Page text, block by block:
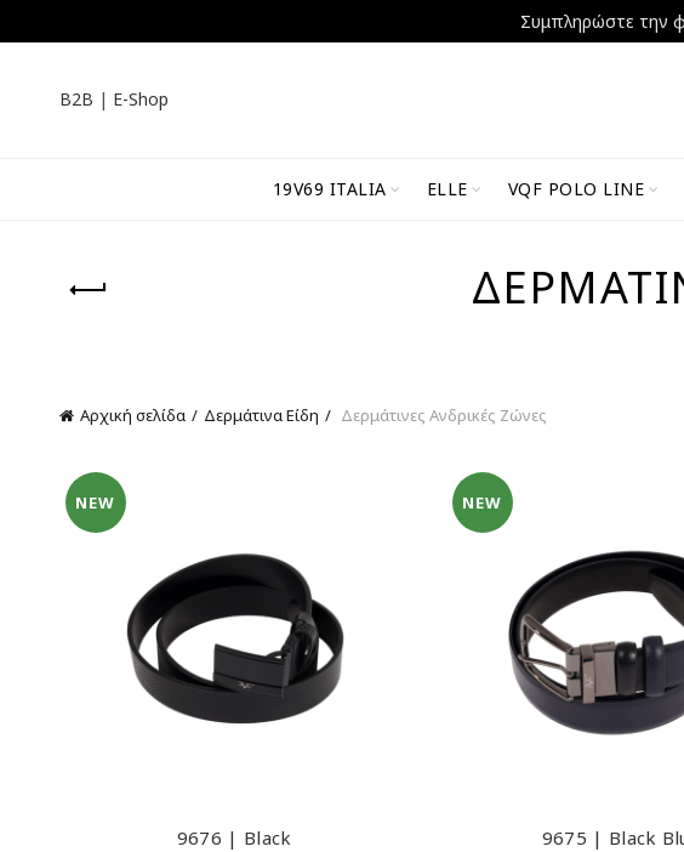
B2B | E-Shop
19V69 ITALIA ELLE VQF POLO LINE
Αρχική σελίδα Δερμάτινα Είδη Δερμάτινες Ανδρικές Ζώνες
NEW
9676 | Βlack
NEW
9675 | Black
Συμπληρώστε την